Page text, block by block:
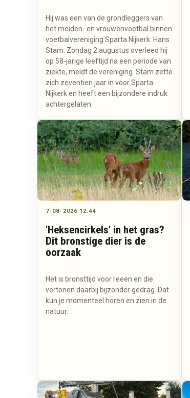
Hij was een van de grondleggers van
het meiden- en vrouwenvoetbal binnen
voetbalvereniging Sparta Nijkerk: Hans
Stam. Zondag 2 augustus overleed hij
op 58-jarige leeftijd na een periode van
ziekte, meldt de vereniging. Stam zette
zich zeventien jaar in voor Sparta
Nijkerk en heeft een bijzondere indruk
achtergelaten.
7-08-2026 12:44
'Heksencirkels' in het gras?
Dit bronstige dier is de
oorzaak
Het is bronsttijd voor reeën en die
vertonen daarbij bijzonder gedrag. Dat
kun je momenteel horen en zien in de
natuur.